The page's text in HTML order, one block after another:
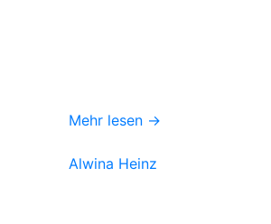
Mehr lesen →
Alwina Heinz